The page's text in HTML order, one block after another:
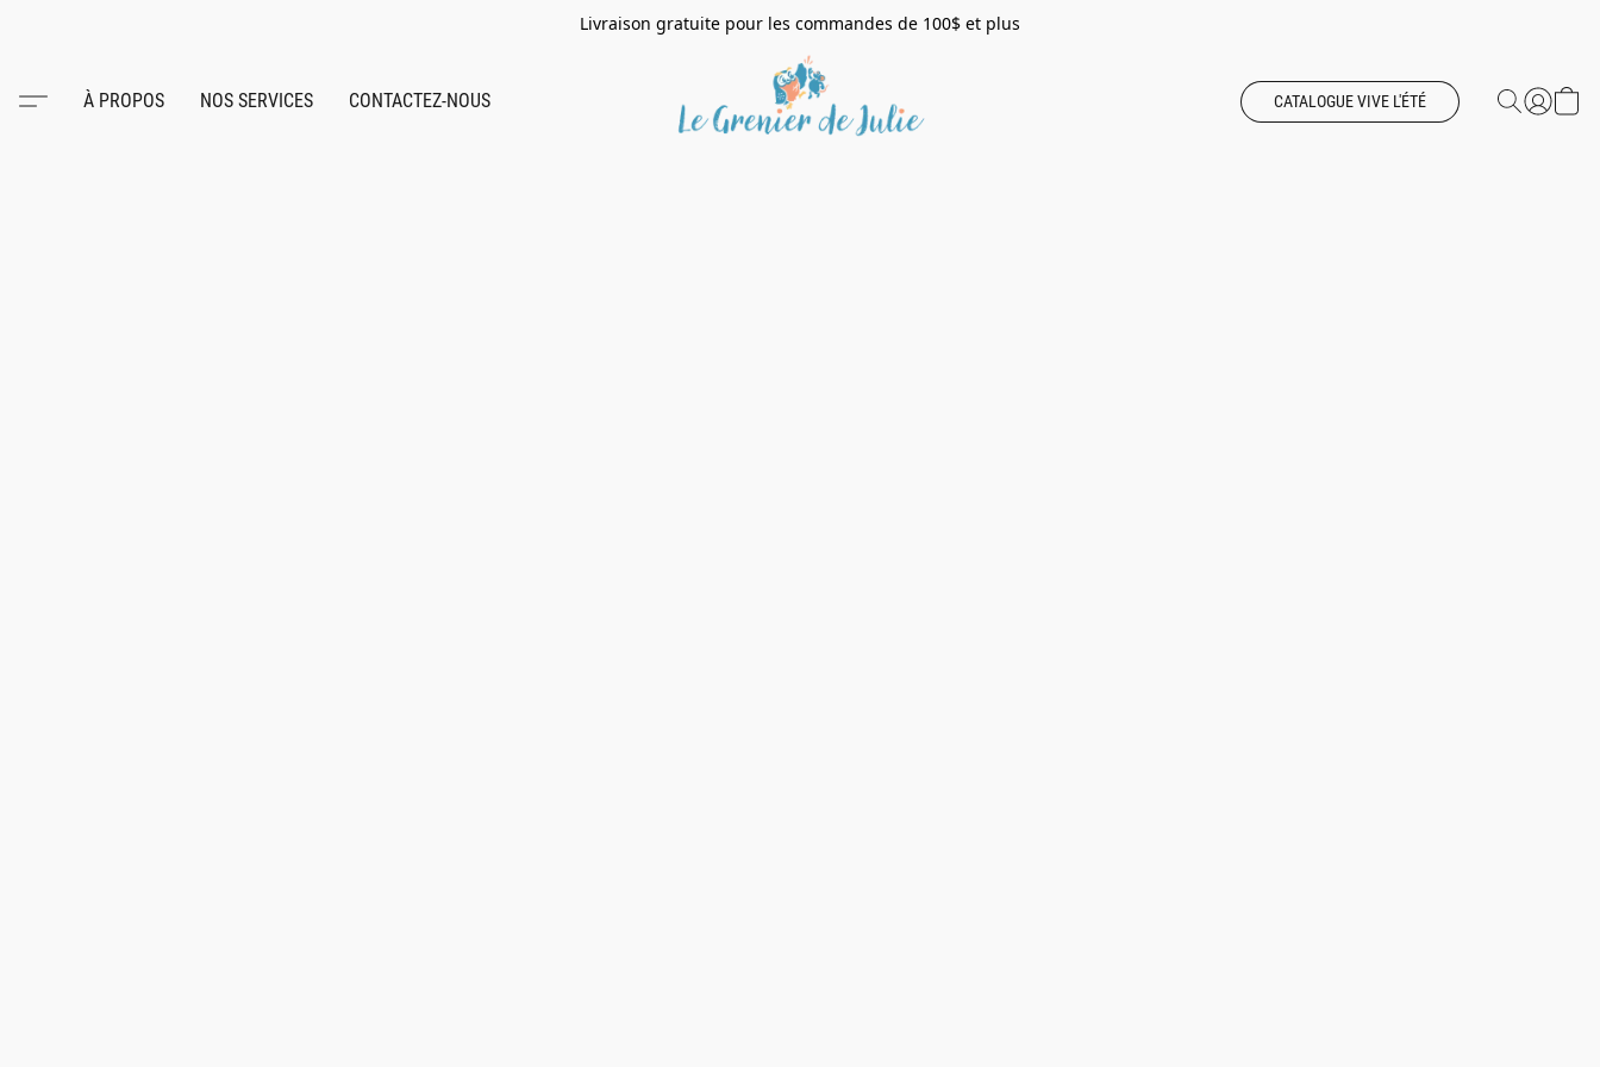
Livraison gratuite pour les commandes de 100$ et plus
À PROPOS NOS SERVICES CONTACTEZ-NOUS CATALOGUE VIVE L'ÉTÉ